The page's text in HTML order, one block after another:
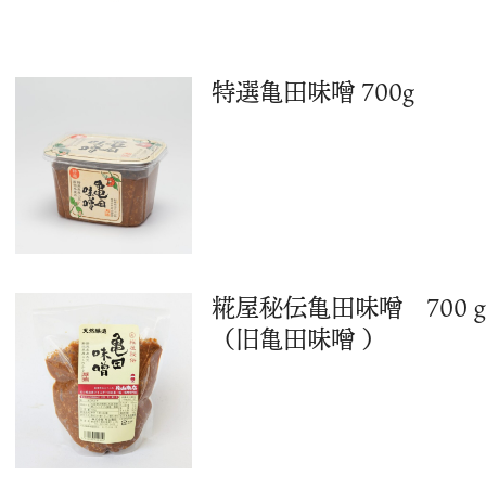
特選亀田味噌 700g
糀屋秘伝亀田味噌 700
（旧亀田味噌 ）